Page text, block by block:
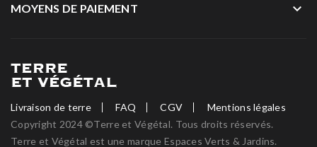
MOYENS DE PAIEMENT keyboard_arrow_down
Livraison de terre FAQ CGV
Mentions légales
Copyright 2024 ©Terre et Végétal. Tous droits réservés.
Terre et Végétal est une marque Espaces Verts & Jardins.